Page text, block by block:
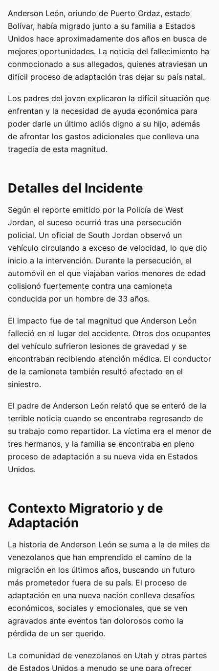
Anderson León, oriundo de Puerto Ordaz, estado
Bolívar, había migrado junto a su familia a Estados
Unidos hace aproximadamente dos años en busca de
mejores oportunidades. La noticia del fallecimiento ha
conmocionado a sus allegados, quienes atraviesan un
difícil proceso de adaptación tras dejar su país natal.
Los padres del joven explicaron la difícil situación que
enfrentan y la necesidad de ayuda económica para
poder darle un último adiós digno a su hijo, además
de afrontar los gastos adicionales que conlleva una
tragedia de esta magnitud.
Detalles del Incidente
Según el reporte emitido por la Policía de West
Jordan, el suceso ocurrió tras una persecución
policial. Un oficial de South Jordan observó un
vehículo circulando a exceso de velocidad, lo que dio
inicio a la intervención. Durante la persecución, el
automóvil en el que viajaban varios menores de edad
colisionó fuertemente contra una camioneta
conducida por un hombre de 33 años.
El impacto fue de tal magnitud que Anderson León
falleció en el lugar del accidente. Otros dos ocupantes
del vehículo sufrieron lesiones de gravedad y se
encontraban recibiendo atención médica. El conductor
de la camioneta también resultó afectado en el
siniestro.
El padre de Anderson León relató que se enteró de la
terrible noticia cuando se encontraba regresando de
su trabajo como repartidor. La víctima era el menor de
tres hermanos, y la familia se encontraba en pleno
proceso de adaptación a su nueva vida en Estados
Unidos.
Contexto Migratorio y de
Adaptación
La historia de Anderson León se suma a la de miles de
venezolanos que han emprendido el camino de la
migración en los últimos años, buscando un futuro
más prometedor fuera de su país. El proceso de
adaptación en una nueva nación conlleva desafíos
económicos, sociales y emocionales, que se ven
agravados ante eventos tan dolorosos como la
pérdida de un ser querido.
La comunidad de venezolanos en Utah y otras partes
de Estados Unidos a menudo se une para ofrecer